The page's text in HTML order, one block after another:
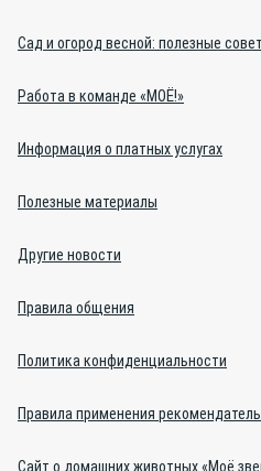
Сад и огород весной: полезные
Работа в команде «МОЁ!»
Информация о платных услугах
Полезные материалы
Другие новости
Правила общения
Политика конфиденциальности
Правила применения
Сайт о домашних животных «Моё